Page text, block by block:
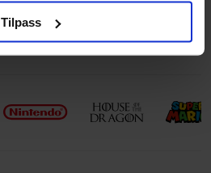
Tilpass
Utsolgt hos leverandør